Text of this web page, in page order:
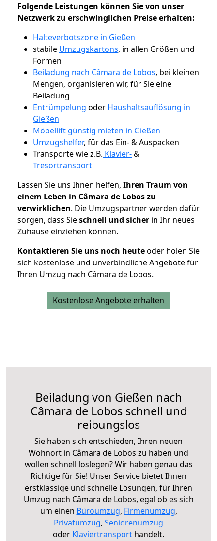
Folgende Leistungen können Sie von unser
Netzwerk zu erschwinglichen Preise erhalten:
Halteverbotszone in Gießen
stabile Umzugskartons, in allen Größen und
Formen
Beiladung nach Câmara de Lobos, bei kleinen
Mengen, organisieren wir, für Sie eine
Beiladung
Entrümpelung oder Haushaltsauflösung in
Gießen
Möbellift günstig mieten in Gießen
Umzugshelfer, für das Ein- & Auspacken
Transporte wie z.B. Klavier-&
Tresortransport
Lassen Sie uns Ihnen helfen, Ihren Traum von
einem Leben in Câmara de Lobos zu
verwirklichen. Die Umzugspartner werden dafür
sorgen, dass Sieschnell und sicher in Ihr neues
Zuhause einziehen können.
Kontaktieren Sie uns noch heuteoder holen Sie
sich kostenlose und unverbindliche Angebote für
Ihren Umzug nach Câmara de Lobos.
Kostenlose Angebote erhalten
Beiladung von Gießen nach
Câmara de Lobos schnell und
reibungslos
Sie haben sich entschieden, Ihren neuen
Wohnort in Câmara de Lobos zu haben und
wollen schnell loslegen? Wir haben genau das
Richtige für Sie! Unser Service bietet Ihnen
erstklassige und schnelle Lösungen, für Ihren
Umzug nach Câmara de Lobos, egal ob es sich
um einen Büroumzug, Firmenumzug,
Privatumzug, Seniorenumzug
oder Klaviertransport handelt.